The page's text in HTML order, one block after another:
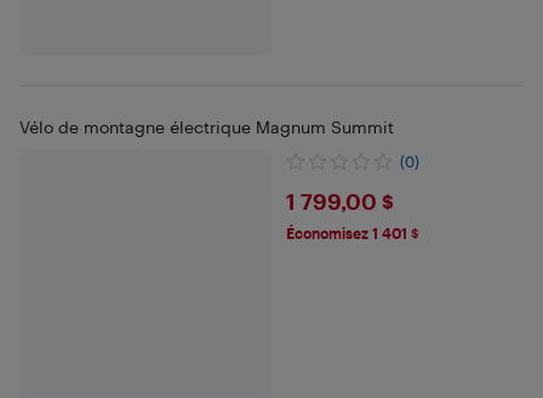
Vélo de montagne électrique Magnum Summit
(0)
$1799
1 799,00 $
Économisez 1 401 $